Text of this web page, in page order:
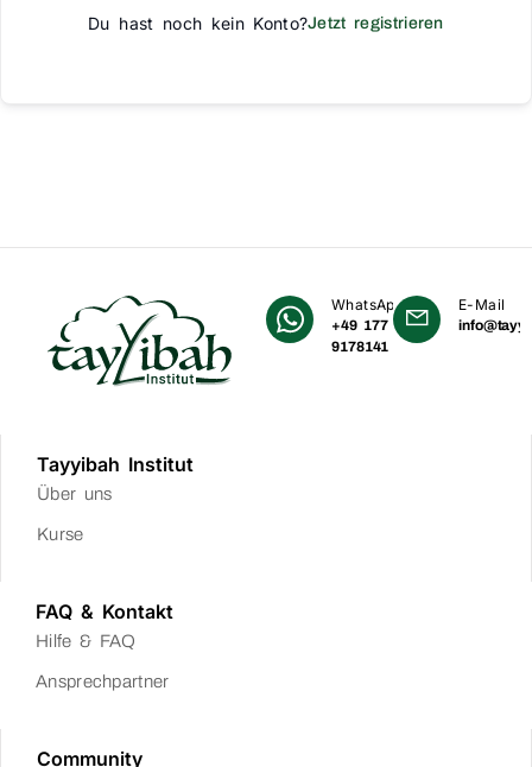
Du hast noch kein Konto?Jetzt registrieren
WhatsApp
+49 177
9178141
E-Mail
Tayyibah Institut
Über uns
Kurse
FAQ & Kontakt
Hilfe & FAQ
Ansprechpartner
Community